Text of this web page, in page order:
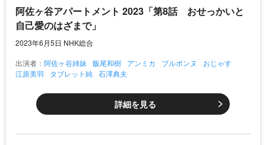
阿佐ヶ谷アパートメント 2023「第8話 おせっかいと
自己愛のはざまで」
2023年6月5日 NHK総合
出演者： 阿佐ヶ谷姉妹 飯尾和樹 アンミカ ブルボンヌ
おじゃす
江原美羽
タブレット純 石澤典夫
詳細を見る